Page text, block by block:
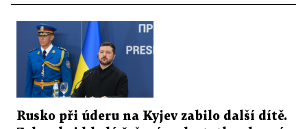
Rusko při úderu na Kyjev zabilo další dítě.